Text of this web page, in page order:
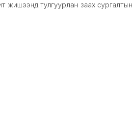
жишээнд тулгуурлан заах сургалтын